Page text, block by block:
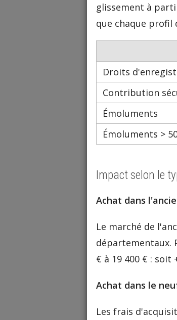
glissement à
que chaque profil
Droits
Contribution
Émoluments
Émoluments >
Impact selon le
Achat dans
Le marché de
départementaux.
€ à 19 400 € : soit
Achat dans le
Les frais